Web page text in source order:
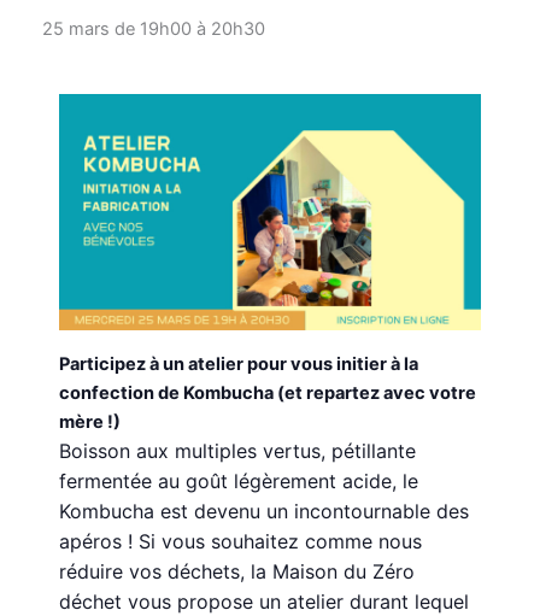
25 mars de 19h00à 20h30
Participez à un atelier pour vous initier à la
confection de Kombucha (et repartez avec votre
mère !)
Boisson aux multiples vertus, pétillante
fermentée au goût légèrement acide, le
Kombucha est devenu un incontournable des
apéros ! Si vous souhaitez comme nous
réduire vos déchets, la Maison du Zéro
déchet vous propose un atelier durant lequel